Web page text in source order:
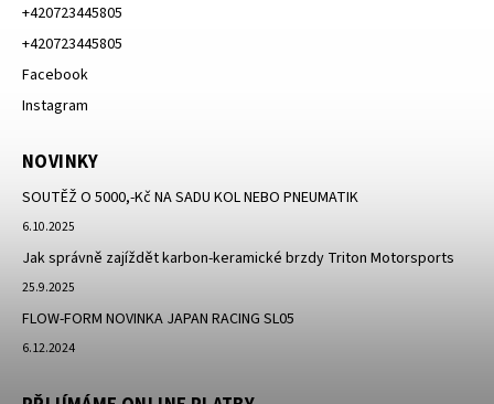
+420723445805
+420723445805
Facebook
Instagram
NOVINKY
SOUTĚŽ O 5000,-Kč NA SADU KOL NEBO PNEUMATIK
6.10.2025
Jak správně zajíždět karbon-keramické brzdy Triton Motorsports
25.9.2025
FLOW-FORM NOVINKA JAPAN RACING SL05
6.12.2024